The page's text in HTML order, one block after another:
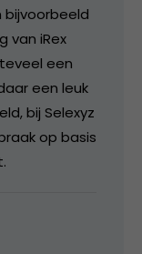
bijvoorbeeld
van iRex
een
een leuk
bij Selexyz
op basis